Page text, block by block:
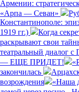
Армении:
«Арпа — Севан»
Константинополе:
1919 гг.)
Когда
раскрывают свои
театральный диалог с
— ЕЩЕ ПРИДЕТ!
закончилась
возрождения
«Наша